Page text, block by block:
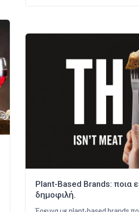
Plant-Based Brands: ποια
δημοφιλή.